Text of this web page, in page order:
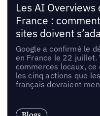
Les AI
France :
sites doivent
Google a confirmé le
en France le 22 juillet.
commerces locaux, ce
les cinq actions que
français devraient